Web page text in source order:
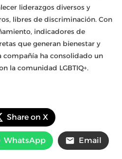
liderazgos diversos y
libres de discriminación. Con
indicadores de
que generan bienestar y
compañía ha consolidado un
la comunidad LGBTIQ+.
Share on X
WhatsApp Email